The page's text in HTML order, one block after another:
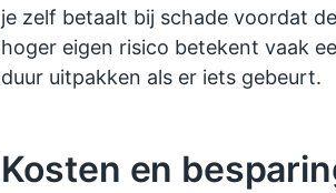
je zelf betaalt bij schade voordat
hoger eigen risico betekent vaak
duur uitpakken als er iets gebeurt.
Kosten en